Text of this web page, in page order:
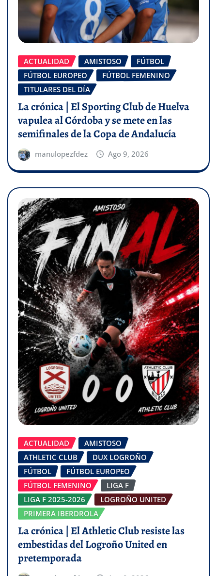
ACTUALIDAD AMISTOSO
FÚTBOL
FÚTBOL EUROPEO
FÚTBOL FEMENINO
TITULARES DEL DÍA
La crónica | El Sporting Club de Huelva
vapulea al Córdoba y se mete en las
semifinales de la Copa de Andalucía
manulopezfdez Ago 9, 2026
ACTUALIDAD
AMISTOSO
ATHLETIC CLUB
DUX LOGROÑO
FÚTBOL
FÚTBOL EUROPEO
FÚTBOL FEMENINO
LIGA F
LIGA F 2025-2026
LOGROÑO UNITED
PRIMERA IBERDROLA
La crónica | El Athletic Club resiste las
embestidas del Logroño United en
pretemporada